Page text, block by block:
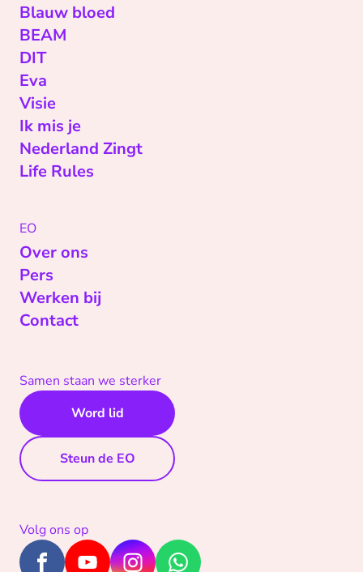
Blauw bloed
BEAM
DIT
Eva
Visie
Ik mis je
Nederland Zingt
Life Rules
EO
Over ons
Pers
Werken bij
Contact
Samen staan we sterker
Word lid
Steun de EO
Volg ons op